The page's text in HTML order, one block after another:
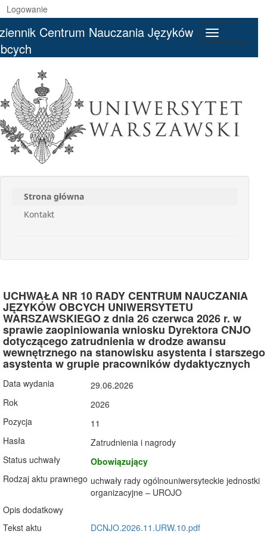
Logowanie
navigation
Centrum Nauczania Języków
Strona główna
Kontakt
UCHWAŁA NR 10 RADY CENTRUM NAUCZANIA
JĘZYKÓW OBCYCH UNIWERSYTETU
WARSZAWSKIEGO z dnia 26 czerwca 2026 r. w
sprawie zaopiniowania wniosku Dyrektora CNJO
dotyczącego zatrudnienia w drodze awansu
wewnętrznego na stanowisku asystenta i starszego
asystenta w grupie pracowników dydaktycznych
Data wydania
29.06.2026
Rok
2026
Pozycja
11
Hasła
Zatrudnienia i nagrody
Status uchwały
Obowiązujący
Rodzaj aktu prawnego uchwały rady ogólnouniwersyteckie jednostki
organizacyjne – UROJO
Opis dodatkowy
Tekst aktu
DCNJO.2026.11.URW.10.pdf